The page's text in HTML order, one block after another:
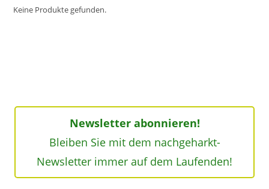
Keine Produkte gefunden.
Newsletter abonnieren!
Bleiben Sie mit dem nachgeharkt-
Newsletter immer auf dem Laufenden!